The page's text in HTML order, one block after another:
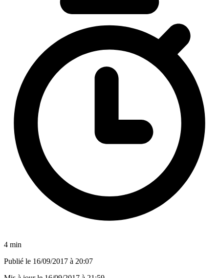
4 min
Publié le 16/09/2017 à 20:07